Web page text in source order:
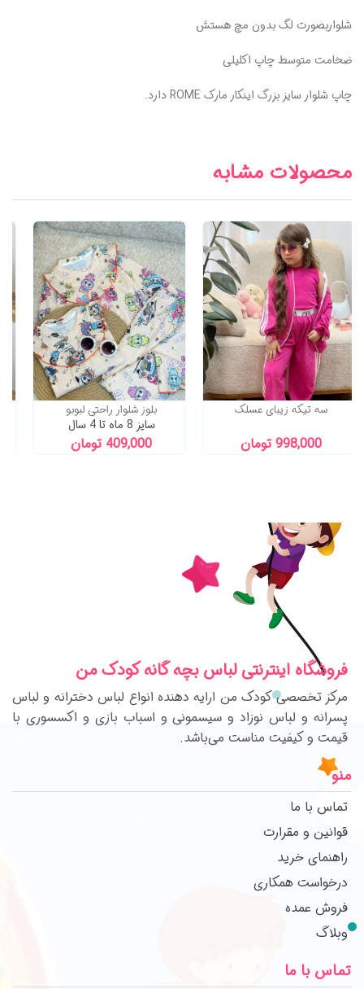
شلواربصورت لگ بدون مچ هستش
ضخامت متوسط چاپ اکلیلی
چاپ شلوار سایز بزرگ اینکار مارک ROME دارد.
محصولات مشابه
بلوز شلوار راحتی
سایز 8 ماه تا 4 سال
409,000 تومان
سه تیکه زیبای عسلک
998,000 تومان
شیک آیریک
فروشگاه اینترنتی لباس بچه گانه کودک من
مرکز تخصصی کودک من ارایه دهنده انواع لباس دخترانه و لباس
پسرانه و لباس نوزاد و سیسمونی و اسباب بازی و اکسسوری با
قیمت و کیفیت مناست می‌باشد.
منو
تماس با ما
قوانین و مقرارت
راهنمای خرید
درخواست همکاری
فروش عمده
وبلاگ
تماس با ما